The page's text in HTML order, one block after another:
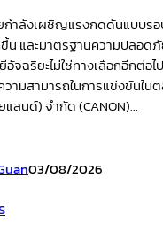
กำลังเผชิญแรงกดดันแบบร
น และมาตรฐานความปลอด
จฉริยะไม่ใช่ทางเลือกอีกต่อไ
มสามารถในการแข่งขันใน
ลนด์) จำกัด (CANON)...
03/08/2026